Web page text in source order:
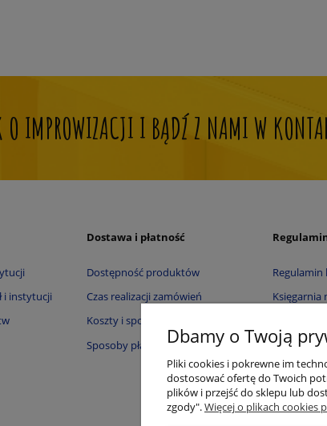
O IMPROWIZACJI I BĄDŹ Z NAMI W
i instytucji
Dostawa i płatność
Dostępność produktów
Czas realizacji zamówień
Koszty i sposoby dostawy
Sposoby płatności
Regulamin
Księgarnia
Informacja
Polityka
Zwroty i
Dbamy o Twoją
Pliki cookies i pokrewne im
dostosować ofertę do Twoich
plików i przejść do sklepu lub
zgody".Więcej o plikach cookies